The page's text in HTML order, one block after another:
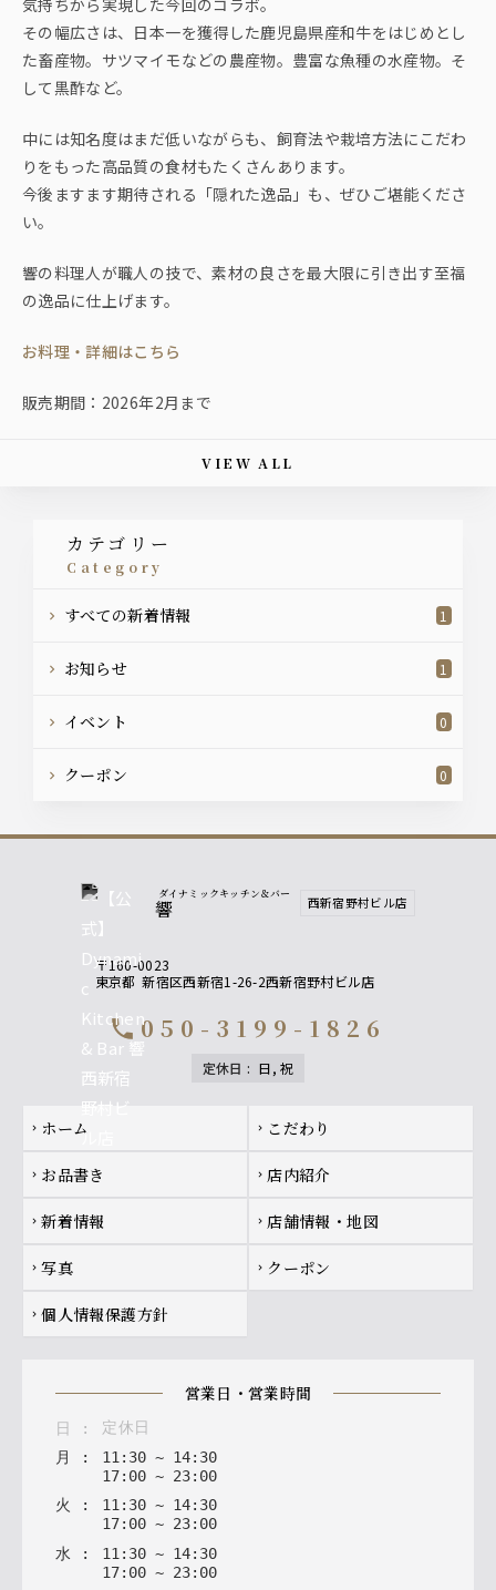
その幅広さは、日本一を獲得した鹿児島県産和牛をはじめとし
た畜産物。サツマイモなどの農産物。豊富な魚種の水産物。そ
して黒酢など。
中には知名度はまだ低いながらも、飼育法や栽培方法にこだわ
りをもった高品質の食材もたくさんあります。
今後ますます期待される「隠れた逸品」も、ぜひご堪能くださ
い。
響の料理人が職人の技で、素材の良さを最大限に引き出す至福
の逸品に仕上げます。
お料理・詳細はこちら
販売期間：2026年2月まで
VIEW ALL
カテゴリー
category
すべての新着情報 1
お知らせ 1
イベント 0
クーポン 0
ダイナミックキッチン＆バー
響 西新宿野村ビル店
〒160-0023
東京都 新宿区西新宿1-26-2西新宿野村ビル店
call 050-3199-1826
定休日 : 日, 祝
Footer navigation
chevron_right ホーム chevron_right こだわり
chevron_right お品書き chevron_right 店内紹介
chevron_right 新着情報 chevron_right 店舗情報・地図
chevron_right 写真 chevron_right クーポン
chevron_right 個人情報保護方針
営業日・営業時間
日 :
定休日
月
: 11: 30 ~ 14: 30
17: 00 ~ 23: 00
火
: 11: 30 ~ 14: 30
17: 00 ~ 23: 00
水 : 11 : 30 ~ 14: 30
17: 00 ~ 23: 00